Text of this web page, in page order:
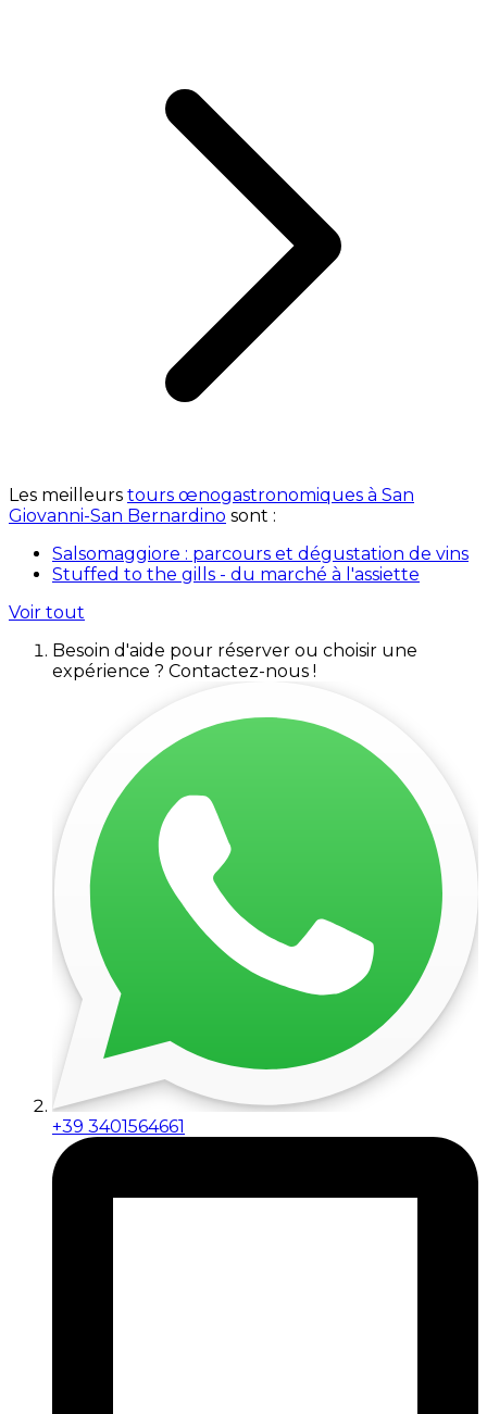
Les meilleurs tours œnogastronomiques à San
Giovanni-San Bernardino sont :
Salsomaggiore : parcours et dégustation de vins
Stuffed to the gills - du marché à l'assiette
Voir tout
Besoin d'aide pour réserver ou choisir une
expérience ? Contactez-nous !
+39 3401564661